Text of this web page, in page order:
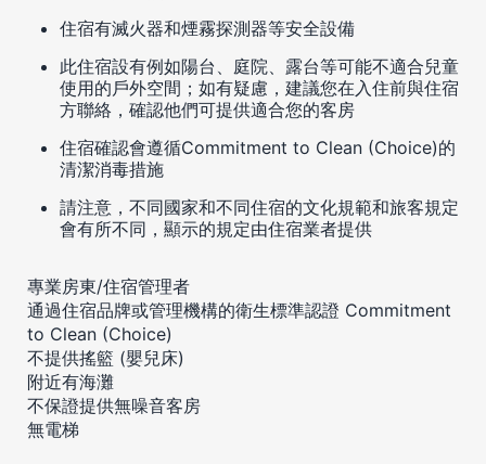
住宿有滅火器和煙霧探測器等安全設備
此住宿設有例如陽台、庭院、露台等可能不適合兒童
使用的戶外空間；如有疑慮，建議您在入住前與住宿
方聯絡，確認他們可提供適合您的客房
住宿確認會遵循Commitment to Clean (Choice)的
清潔消毒措施
請注意，不同國家和不同住宿的文化規範和旅客規定
會有所不同，顯示的規定由住宿業者提供
專業房東/住宿管理者
通過住宿品牌或管理機構的衛生標準認證 Commitment
to Clean (Choice)
不提供搖籃 (嬰兒床)
附近有海灘
不保證提供無噪音客房
無電梯